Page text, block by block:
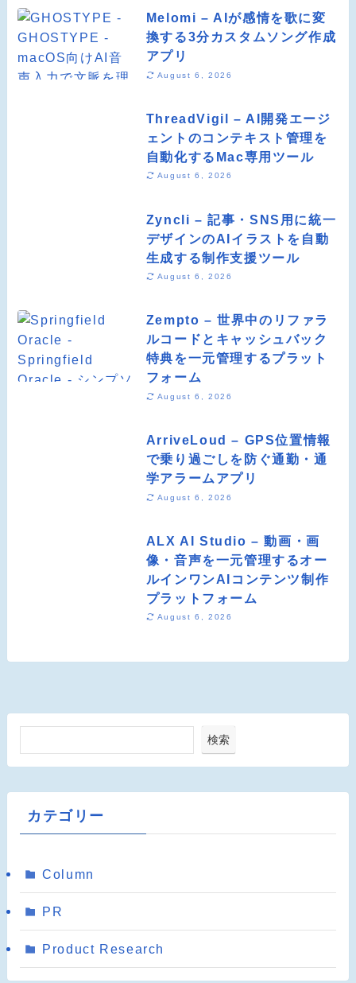
Melomi – AIが感情を歌に変
換する3分カスタムソング作成
アプリ
August 6, 2026
ThreadVigil – AI開発エージ
ェントのコンテキスト管理を
自動化するMac専用ツール
August 6, 2026
Zyncli – 記事・SNS用に統一
デザインのAIイラストを自動
生成する制作支援ツール
August 6, 2026
Zempto – 世界中のリファラ
ルコードとキャッシュバック
特典を一元管理するプラット
フォーム
August 6, 2026
ArriveLoud – GPS位置情報
で乗り過ごしを防ぐ通勤・通
学アラームアプリ
August 6, 2026
ALX AI Studio – 動画・画
像・音声を一元管理するオー
ルインワンAIコンテンツ制作
プラットフォーム
August 6, 2026
検索
カテゴリー
Column
PR
Product Research